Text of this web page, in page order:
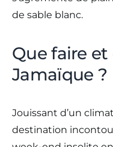
de sable blanc.
Que faire
Jamaïque ?
Jouissant d’un
destination